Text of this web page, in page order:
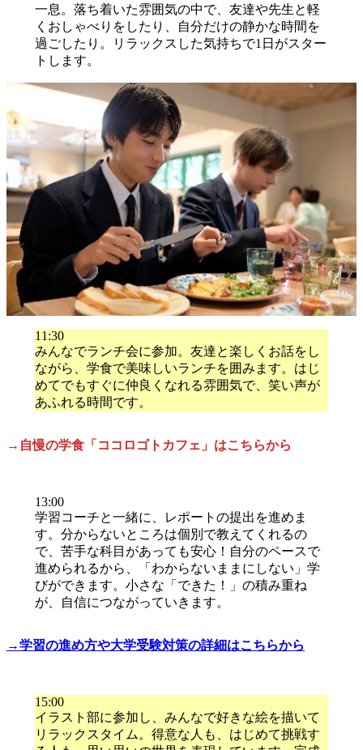
一息。落ち着いた雰囲気の中で、友達や先生と軽
くおしゃべりをしたり、自分だけの静かな時間を
過ごしたり。リラックスした気持ちで1日がスター
トします。
11:30
みんなでランチ会に参加。友達と楽しくお話をし
ながら、学食で美味しいランチを囲みます。はじ
めてでもすぐに仲良くなれる雰囲気で、笑い声が
あふれる時間です。
→自慢の学食「ココロゴトカフェ」はこちらから
13:00
学習コーチと一緒に、レポートの提出を進めま
す。分からないところは個別で教えてくれるの
で、苦手な科目があっても安心！自分のペースで
進められるから、「わからないままにしない」学
びができます。小さな「できた！」の積み重ね
が、自信につながっていきます。
→学習の進め方や大学受験対策の詳細はこちらから
15:00
イラスト部に参加し、みんなで好きな絵を描いて
リラックスタイム。得意な人も、はじめて挑戦す